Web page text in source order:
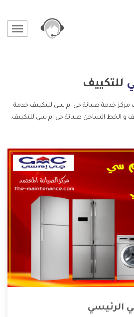
للتكييف
مركز خدمة صيانة جي ام سي للتكييف خدمة
و الخط الساخن صيانة جي ام سي للتكييف.
الرئيسي